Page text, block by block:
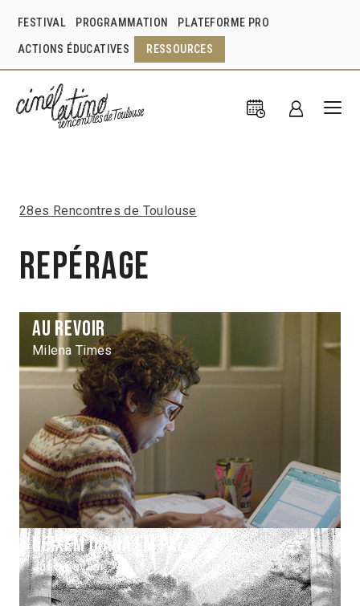
FESTIVAL PROGRAMMATION PLATEFORME PRO
ACTIONS ÉDUCATIVES RESSOURCES
28es Rencontres de Toulouse
Repérage
Au revoir
Milena Times
Deixem Diana em paz
Júlio Cavani